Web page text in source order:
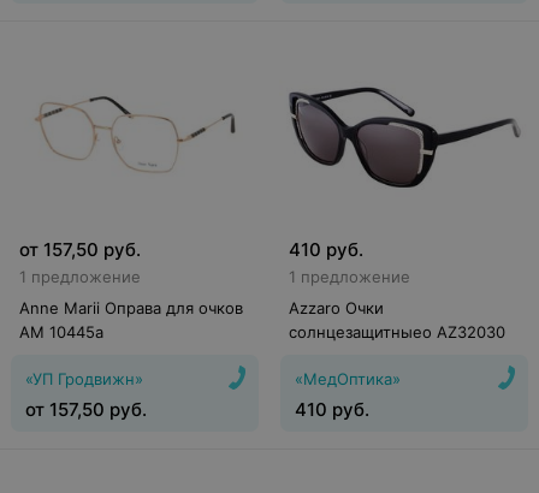
от 157,50 руб.
1 предложение
Anne Marii Оправа для очков
AM 10445a
«УП Гродвижн»
от 157,50 руб.
410 руб.
1 предложение
Azzaro Очки
солнцезащитныеo AZ32030
«МедОптика»
410 руб.